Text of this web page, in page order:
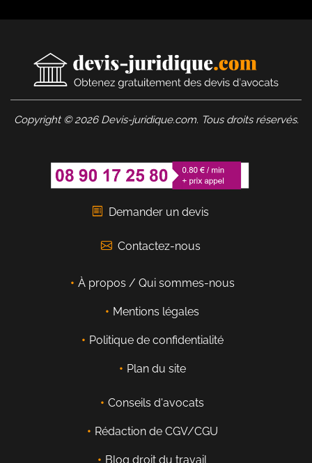
Copyright © 2026 Devis-juridique.com. Tous droits réservés.
Demander un devis
Contactez-nous
À propos / Qui sommes-nous
Mentions légales
Politique de confidentialité
Plan du site
Conseils d'avocats
Rédaction de CGV/CGU
Blog droit du travail